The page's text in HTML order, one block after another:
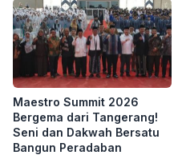
Maestro Summit 2026
Bergema dari Tangerang!
Seni dan Dakwah Bersatu
Bangun Peradaban